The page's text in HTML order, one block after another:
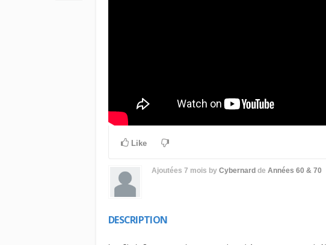
Like
Ajoutées 7 mois by Cybernard de Années 60 & 70
DESCRIPTION